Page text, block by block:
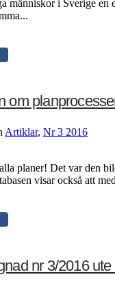
människor i Sverige en
om
Artiklar, Nr 3 2016
planer! Det var den
visar också att
nr 3/2016